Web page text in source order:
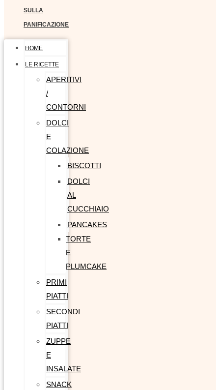
SULLA
PANIFICAZIONE
HOME
LE RICETTE
APERITIVI
/
CONTORNI
DOLCI
E
COLAZIONE
BISCOTTI
DOLCI
AL
CUCCHIAIO
PANCAKES
TORTE
E
PLUMCAKE
PRIMI
PIATTI
SECONDI
PIATTI
ZUPPE
E
INSALATE
SNACK